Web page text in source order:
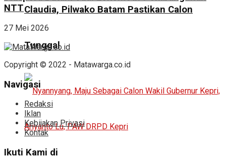
Claudia, Pilwako Batam Pastikan Calon
Tunggal
NTT
27 Mei 2026
Copyright © 2022 - Matawarga.co.id
Navigasi
Redaksi
Iklan
Kebijakan Privasi
Kontak
Ikuti Kami di